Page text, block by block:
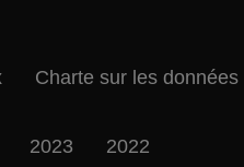
Charte sur les
2023 2022